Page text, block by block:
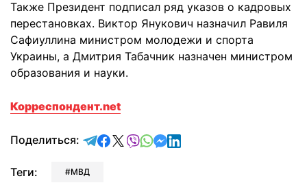
Также Президент подписал ряд указов о кадровых
перестановках. Виктор Янукович назначил Равиля
Сафиуллина министром молодежи и спорта
Украины, а Дмитрия Табачник назначен министром
образования и науки.
Корреспондент.net
Поделиться: отправить в Telegram
поделиться в Facebook
поделиться в X
отправить в Viber
отправить в Whatsapp
отправить в Messenger
отправить в LinkedIn
Теги: МВД